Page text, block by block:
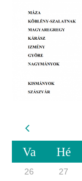
Va Hé
26 27